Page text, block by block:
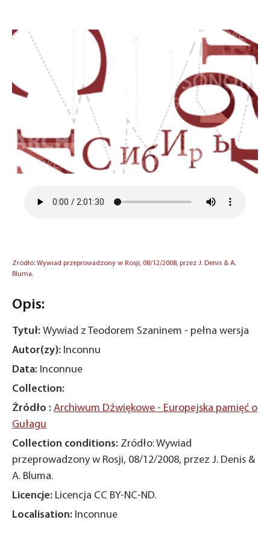
Zródło: Wywiad przeprowadzony w Rosji, 08/12/2008, przez J. Denis & A.
Bluma.
Opis:
Tytuł: Wywiad z Teodorem Szaninem - pełna wersja
Autor(zy): Inconnu
Data: Inconnue
Collection:
Źródło : Archiwum Dźwiękowe - Europejska pamięć o
Gułagu
Collection conditions: Zródło: Wywiad
przeprowadzony w Rosji, 08/12/2008, przez J. Denis &
A. Bluma.
Licencje: Licencja CC BY-NC-ND.
Localisation: Inconnue